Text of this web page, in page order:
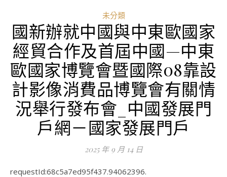
未分類
國新辦就中國與中東歐國家
經貿合作及首屆中國—中東
歐國家博覽會暨國際08靠設
計影像消費品博覽會有關情
況舉行發布會_中國發展門
戶網－國家發展門戶
2025 年 9 月 14 日
requestId:68c5a7ed95f437.94062396.